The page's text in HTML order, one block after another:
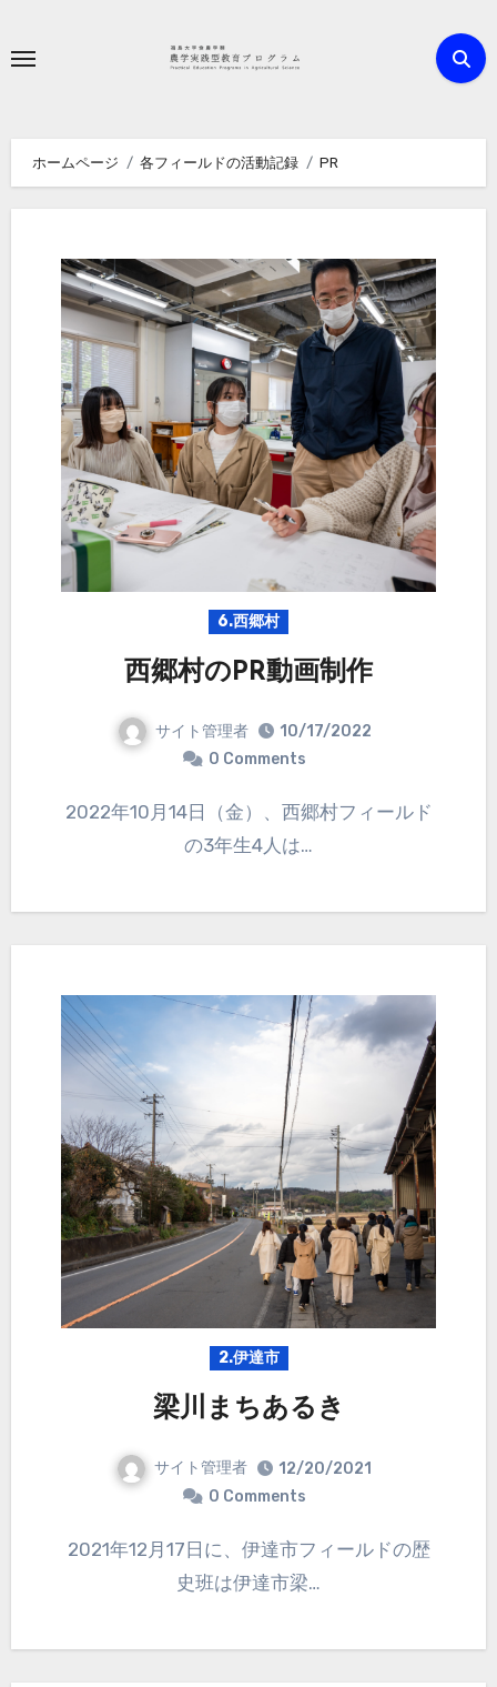
ホームページ 各フィールドの活動記録 PR
6.西郷村
西郷村のPR動画制作
サイト管理者
10/17/2022
0 Comments
2022年10月14日（金）、西郷村フィールド
の3年生4人は…
2.伊達市
梁川まちあるき
サイト管理者
12/20/2021
0 Comments
2021年12月17日に、伊達市フィールドの歴
史班は伊達市梁…